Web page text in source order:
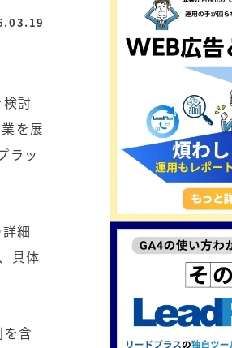
討
を展
ラッ
細
具体
含